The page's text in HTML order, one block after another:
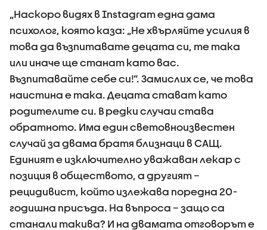
„Наскоро видях в Instagram една дама
психолог, която каза: „Не хвърляйте усилия в
това да възпитавате децата си, те така
или иначе ще станат като вас.
Възпитавайте себе си!“. Замислих се, че това
наистина е така. Децата стават като
родителите си. В редки случаи става
обратното. Има един световноизвестен
случай за двама братя близнаци в САЩ.
Единият е изключително уважаван лекар с
позиция в обществото, а другият –
рецидивист, който излежава поредна 20-
годишна присъда. На въпроса – защо са
станали такива? И на двамата отговорът е